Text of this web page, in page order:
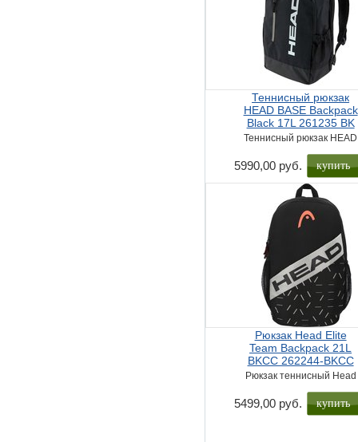
Теннисный рюкзак
HEAD BASE Backpack
Black 17L 261235 BK
Теннисный рюкзак HEAD
5990,00 руб. купить
Рюкзак Head Elite
Team Backpack 21L
BKCC 262244-BKCC
Рюкзак теннисный Head
5499,00 руб. купить